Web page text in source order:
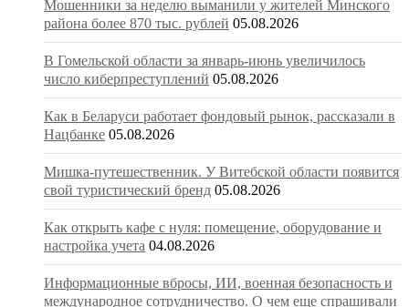
Мошенники за неделю выманили у жителей Минского
района более 870 тыс. рублей 05.08.2026
В Гомельской области за январь-июнь увеличилось
число киберпреступлений 05.08.2026
Как в Беларуси работает фондовый рынок, рассказали в
Нацбанке 05.08.2026
Мишка-путешественник. У Витебской области появится
свой туристический бренд 05.08.2026
Как открыть кафе с нуля: помещение, оборудование и
настройка учета 04.08.2026
Информационные вбросы, ИИ, военная безопасность и
международное сотрудничество. О чем еще спрашивали